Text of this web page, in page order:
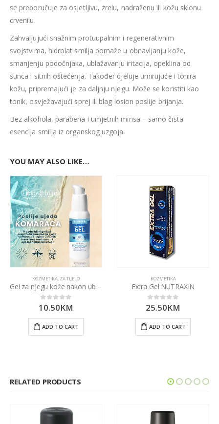
se preporučuje za osjetljivu, zrelu, nadraženu ili kožu sklonu
crvenilu.
Zahvaljujući snažnim protuupalnim i regenerativnim
svojstvima, hidrolat smilja pomaže u obnavljanju kože,
smanjenju podočnjaka, ublažavanju iritacija, opeklina od
sunca i sitnih oštećenja. Također djeluje umirujuće i tonira
kožu, pripremajući je za daljnju njegu. Može se koristiti kao
tonik, osvježavajući sprej ili blag losion poslije brijanja.
Bez alkohola, parabena i umjetnih mirisa – samo čista
esencija smilja iz organskog uzgoja.
YOU MAY ALSO LIKE…
KOZMETIKA ZA TIJELO
Gel za njegu kože nakon uboda komaraca i sunčanja 50ml
0 out of 5
10.50KM
ADD TO CART
KOZMETIKA
Extra Gel NUTRAXIN
0out of 5
25.50KM
ADD TO CART
RELATED PRODUCTS